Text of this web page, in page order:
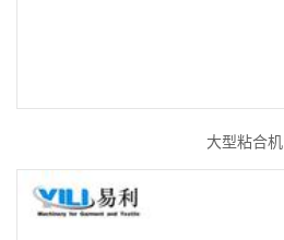
大型粘合机